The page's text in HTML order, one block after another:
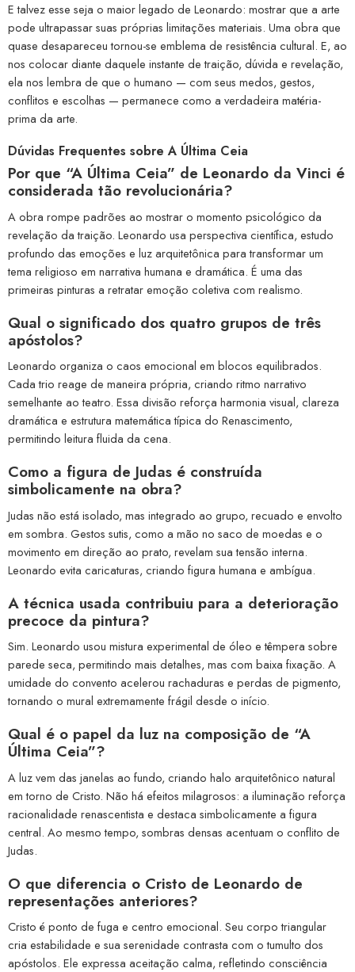
E talvez esse seja o maior legado de Leonardo: mostrar que a arte
pode ultrapassar suas próprias limitações materiais. Uma obra que
quase desapareceu tornou-se emblema de resistência cultural. E, ao
nos colocar diante daquele instante de traição, dúvida e revelação,
ela nos lembra de que o humano — com seus medos, gestos,
conflitos e escolhas — permanece como a verdadeira matéria-
prima da arte.
Dúvidas Frequentes sobre A Última Ceia
Por que “A Última Ceia” de Leonardo da Vinci é
considerada tão revolucionária?
A obra rompe padrões ao mostrar o momento psicológico da
revelação da traição. Leonardo usa perspectiva científica, estudo
profundo das emoções e luz arquitetônica para transformar um
tema religioso em narrativa humana e dramática. É uma das
primeiras pinturas a retratar emoção coletiva com realismo.
Qual o significado dos quatro grupos de três
apóstolos?
Leonardo organiza o caos emocional em blocos equilibrados.
Cada trio reage de maneira própria, criando ritmo narrativo
semelhante ao teatro. Essa divisão reforça harmonia visual, clareza
dramática e estrutura matemática típica do Renascimento,
permitindo leitura fluida da cena.
Como a figura de Judas é construída
simbolicamente na obra?
Judas não está isolado, mas integrado ao grupo, recuado e envolto
em sombra. Gestos sutis, como a mão no saco de moedas e o
movimento em direção ao prato, revelam sua tensão interna.
Leonardo evita caricaturas, criando figura humana e ambígua.
A técnica usada contribuiu para a deterioração
precoce da pintura?
Sim. Leonardo usou mistura experimental de óleo e têmpera sobre
parede seca, permitindo mais detalhes, mas com baixa fixação. A
umidade do convento acelerou rachaduras e perdas de pigmento,
tornando o mural extremamente frágil desde o início.
Qual é o papel da luz na composição de “A
Última Ceia”?
A luz vem das janelas ao fundo, criando halo arquitetônico natural
em torno de Cristo. Não há efeitos milagrosos: a iluminação reforça
racionalidade renascentista e destaca simbolicamente a figura
central. Ao mesmo tempo, sombras densas acentuam o conflito de
Judas.
O que diferencia o Cristo de Leonardo de
representações anteriores?
Cristo é ponto de fuga e centro emocional. Seu corpo triangular
cria estabilidade e sua serenidade contrasta com o tumulto dos
apóstolos. Ele expressa aceitação calma, refletindo consciência